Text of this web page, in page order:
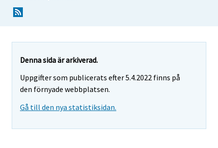
Denna sida är arkiverad.
Uppgifter som publicerats efter 5.4.2022 finns på
den förnyade webbplatsen.
Gå till den nya statistiksidan.